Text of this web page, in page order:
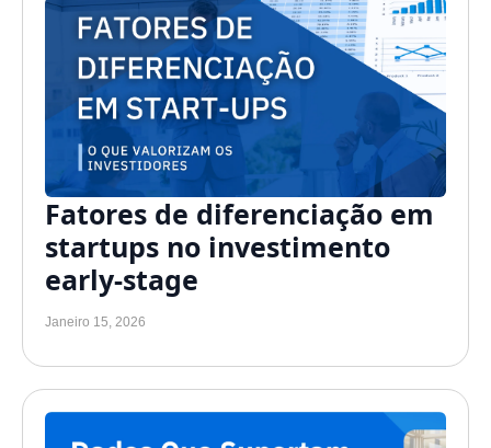
Fatores de diferenciação em
startups no investimento
early-stage
Janeiro 15, 2026